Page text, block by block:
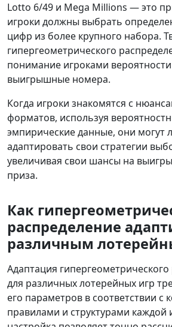
Lotto 6/49 и Mega Millions — это
игроки должны выбрать
цифр из более крупного набора.
гипергеометрического
понимание игроками
выигрышные номера.
Когда игроки знакомятся с
форматов, используя
эмпирические данные, они могут
адаптировать свои стратегии
увеличивая свои шансы на
приза.
Как
распределение
различным
Адаптация
для различных лотерейных игр
его параметров в соответствии с
правилами и структурами каждой